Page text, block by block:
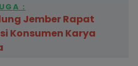
:
Jember Rapat
Konsumen Karya